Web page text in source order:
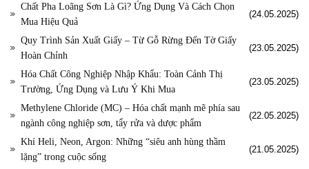
Chất Pha Loãng Sơn Là Gì? Ứng Dụng Và Cách Chọn
Mua Hiệu Quả
(24.05.2025)
Quy Trình Sản Xuất Giấy – Từ Gỗ Rừng Đến Tờ Giấy
Hoàn Chỉnh
(23.05.2025)
Hóa Chất Công Nghiệp Nhập Khẩu: Toàn Cảnh Thị
Trường, Ứng Dụng và Lưu Ý Khi Mua
(23.05.2025)
Methylene Chloride (MC) – Hóa chất mạnh mẽ phía sau
ngành công nghiệp sơn, tẩy rửa và dược phẩm
(22.05.2025)
Khí Heli, Neon, Argon: Những “siêu anh hùng thầm
lặng” trong cuộc sống
(21.05.2025)